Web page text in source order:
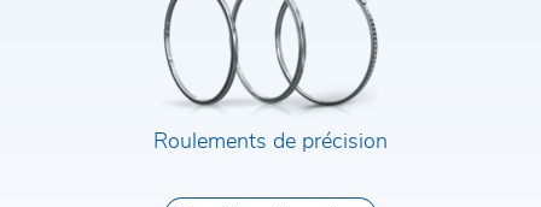
Nom et prénom*
Roulements de précision